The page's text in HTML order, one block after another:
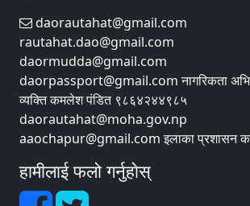
daorautahat@gmail.com
rautahat.dao@gmail.com
daormudda@gmail.com
daorpassport@gmail.com नागरिकता
व्यक्ति कमलेश पंडित ९८६४२४४९८५
daorautahat@moha.gov.np
aaochapur@gmail.com इलाका प्रशासन
हामीलाई फलो गर्नुहोस्